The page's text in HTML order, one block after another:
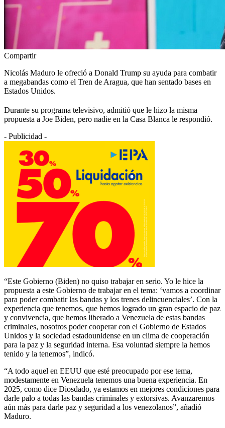
Compartir
Nicolás Maduro le ofreció a Donald Trump su ayuda para combatir
a megabandas como el Tren de Aragua, que han sentado bases en
Estados Unidos.
Durante su programa televisivo, admitió que le hizo la misma
propuesta a Joe Biden, pero nadie en la Casa Blanca le respondió.
- Publicidad -
“Este Gobierno (Biden) no quiso trabajar en serio. Yo le hice la
propuesta a este Gobierno de trabajar en el tema: ‘vamos a coordinar
para poder combatir las bandas y los trenes delincuenciales’. Con la
experiencia que tenemos, que hemos logrado un gran espacio de paz
y convivencia, que hemos liberado a Venezuela de estas bandas
criminales, nosotros poder cooperar con el Gobierno de Estados
Unidos y la sociedad estadounidense en un clima de cooperación
para la paz y la seguridad interna. Esa voluntad siempre la hemos
tenido y la tenemos”, indicó.
“A todo aquel en EEUU que esté preocupado por ese tema,
modestamente en Venezuela tenemos una buena experiencia. En
2025, como dice Diosdado, ya estamos en mejores condiciones para
darle palo a todas las bandas criminales y extorsivas. Avanzaremos
aún más para darle paz y seguridad a los venezolanos”, añadió
Maduro.